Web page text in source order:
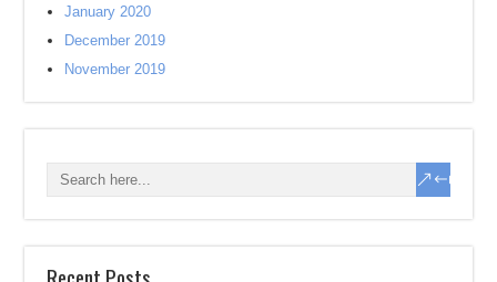
January 2020
December 2019
November 2019